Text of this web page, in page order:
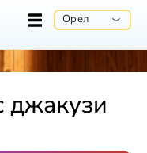
Орел
джакузи